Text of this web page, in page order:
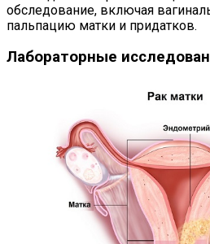
обследование, включая
пальпацию матки и придатков.
Лабораторные